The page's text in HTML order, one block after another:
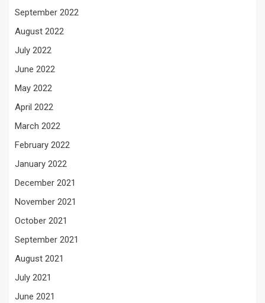
September 2022
August 2022
July 2022
June 2022
May 2022
April 2022
March 2022
February 2022
January 2022
December 2021
November 2021
October 2021
September 2021
August 2021
July 2021
June 2021